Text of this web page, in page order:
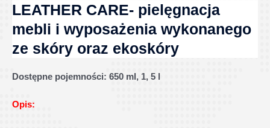
LEATHER CARE- pielęgnacja
mebli i wyposażenia wykonanego
ze skóry oraz ekoskóry
Dostępne pojemności: 650 ml, 1, 5 l
Opis: